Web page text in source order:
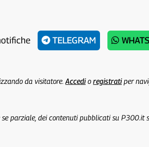
TELEGRAM
da visitatore. Accedio registratiper
parziale, dei contenuti pubblicati su